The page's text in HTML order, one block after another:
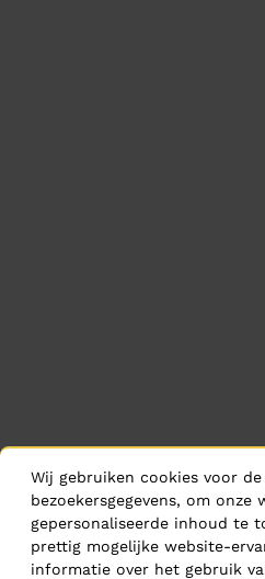
Wij gebruiken cookies voor de
bezoekersgegevens, om onze
gepersonaliseerde inhoud te
prettig mogelijke website-
informatie over het gebruik